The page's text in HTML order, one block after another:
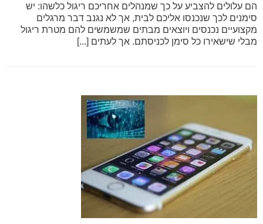
הם עלולים להצביע על כך שמנהלים אחריכם ריגול כלשהו: יש
סימנים לכך שנכנסו אליכם לבית, אך לא נגנב דבר מרגלים
מקצועיים נכנסים ויוצאים מבתים שמשמשים להם מטרת ריגול
מבלי שישאירו כל סימן לכניסתם. אך לעתים [...]